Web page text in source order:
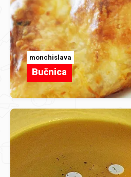
monchislava
Bučnica